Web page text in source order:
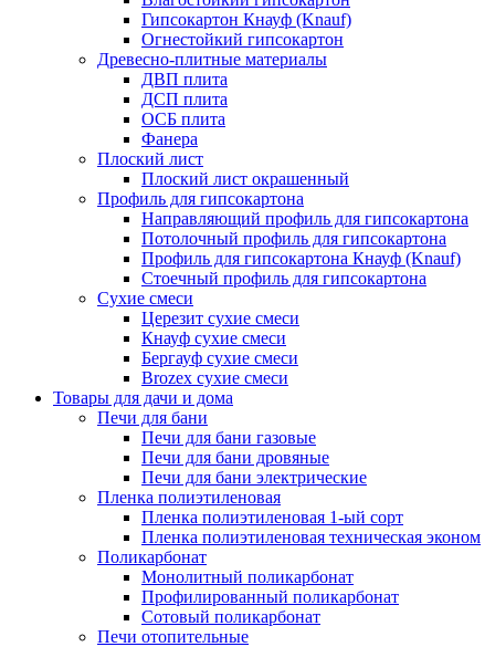
Гипсокартон Кнауф (Knauf)
Огнестойкий гипсокартон
Древесно-плитные материалы
ДВП плита
ДСП плита
ОСБ плита
Фанера
Плоский лист
Плоский лист окрашенный
Профиль для гипсокартона
Направляющий профиль для гипсокартона
Потолочный профиль для гипсокартона
Профиль для гипсокартона Кнауф (Knauf)
Стоечный профиль для гипсокартона
Сухие смеси
Церезит сухие смеси
Кнауф сухие смеси
Бергауф сухие смеси
Brozex сухие смеси
Товары для дачи и дома
Печи для бани
Печи для бани газовые
Печи для бани дровяные
Печи для бани электрические
Пленка полиэтиленовая
Пленка полиэтиленовая 1-ый сорт
Пленка полиэтиленовая техническая эконом
Поликарбонат
Монолитный поликарбонат
Профилированный поликарбонат
Сотовый поликарбонат
Печи отопительные